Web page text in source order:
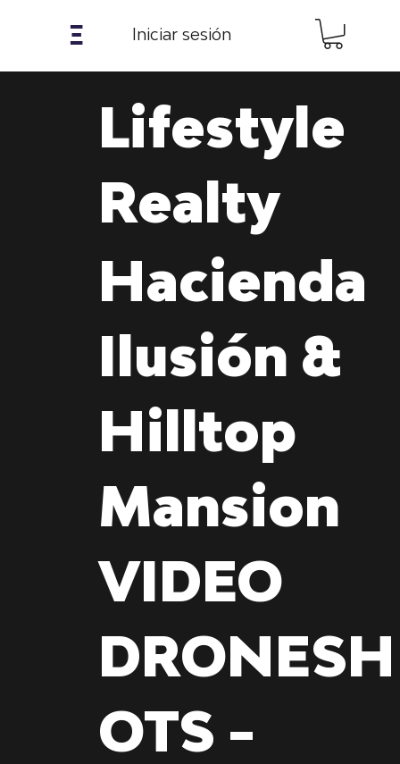
𝝣 Iniciar sesión
Lifestyle
Realty
Hacienda
Ilusión &
Hilltop
Mansion
VIDEO
DRONESH
OTS -